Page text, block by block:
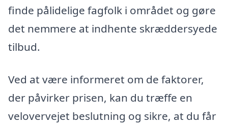
finde pålidelige fagfolk i området og gøre
det nemmere at indhente skræddersyede
tilbud.
Ved at være informeret om de faktorer,
der påvirker prisen, kan du træffe en
velovervejet beslutning og sikre, at du får